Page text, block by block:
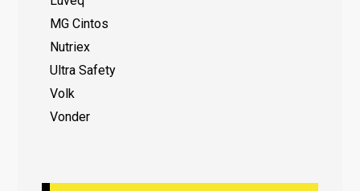
MG Cintos
Nutriex
Ultra Safety
Volk
Vonder